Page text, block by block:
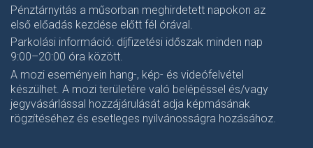
Pénztárnyitás a műsorban meghirdetett napokon az
első előadás kezdése előtt fél órával.
Parkolási információ: díjfizetési időszak minden nap
9:00–20:00 óra között.
A mozi eseményein hang-, kép- és videófelvétel
készülhet. A mozi területére való belépéssel és/vagy
jegyvásárlással hozzájárulását adja képmásának
rögzítéséhez és esetleges nyilvánosságra hozásához.